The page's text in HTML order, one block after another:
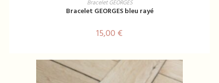
Bracelet GEORGES
Bracelet GEORGES bleu rayé
15,00 €